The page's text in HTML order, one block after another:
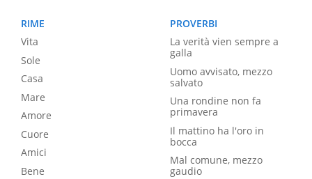
RIME
Vita
Sole
Casa
Mare
Amore
Cuore
Amici
Bene
PROVERBI
La verità vien sempre a
galla
Uomo avvisato, mezzo
salvato
Una rondine non fa
primavera
Il mattino ha l'oro in
bocca
Mal comune, mezzo
gaudio